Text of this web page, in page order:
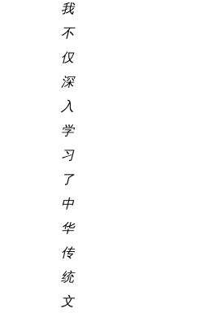
我
不
仅
深
入
学
习
了
中
华
传
统
文